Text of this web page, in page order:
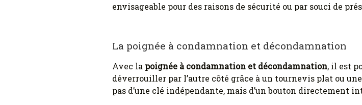
envisageable pour des raisons de sécurité ou par souci de
La poignée à condamnation et décondamnation
Avec la poignée à condamnation et décondamnation, il est
déverrouiller par l’autre côté grâce à un tournevis plat ou
pas d’une clé indépendante, mais d’un bouton directement